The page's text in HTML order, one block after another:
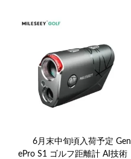
6月末中旬頃入荷予定 Gen
ePro S1 ゴルフ距離計 AI技術